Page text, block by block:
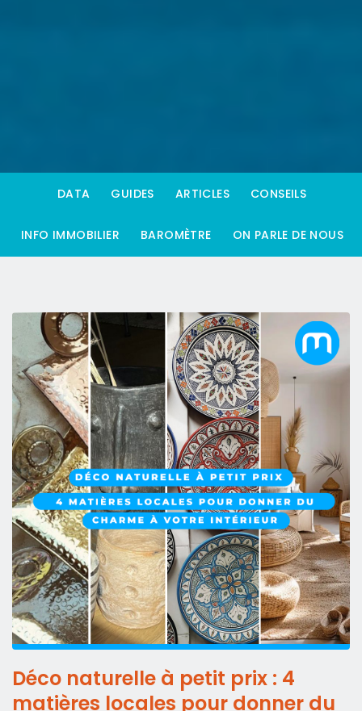
DATA GUIDES ARTICLES CONSEILS
INFO IMMOBILIER BAROMÈTRE ON PARLE DE NOUS
Déco naturelle à petit prix : 4
matières locales pour donner du